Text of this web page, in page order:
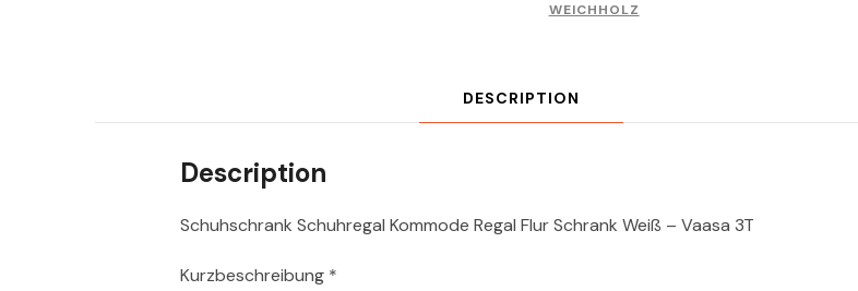
WEICHHOLZ
DESCRIPTION
Description
Schuhschrank Schuhregal Kommode Regal Flur Schrank Weiß – Vaasa 3T
Kurzbeschreibung *